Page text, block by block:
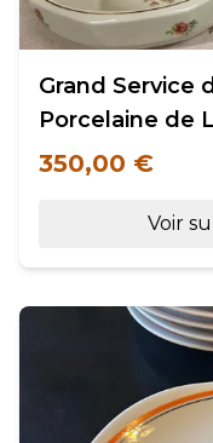
Grand Service
Porcelaine de
350,00 €
Voir